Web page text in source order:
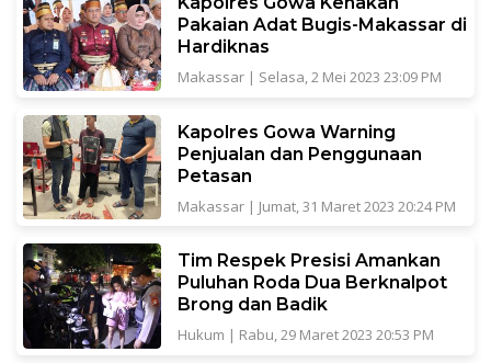
Pakaian Adat Bugis-Makassar di
Hardiknas
Makassar| Selasa, 2 Mei 2023 23:09 PM
Kapolres Gowa Warning
Penjualan dan Penggunaan
Petasan
Makassar| Jumat, 31 Maret 2023 20:24 PM
Tim Respek Presisi Amankan
Puluhan Roda Dua Berknalpot
Brong dan Badik
Hukum | Rabu, 29 Maret 2023 20:53 PM